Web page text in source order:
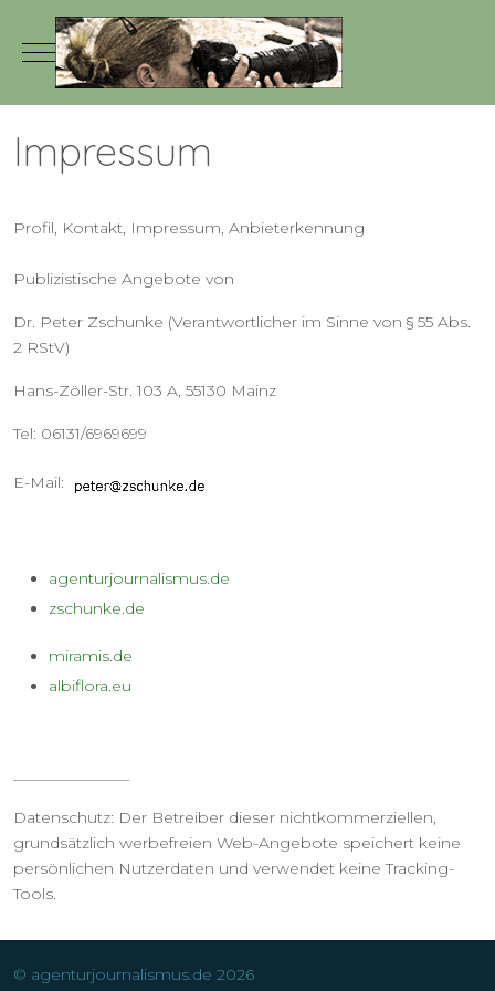
Mobile Menu Toggle
Impressum
Profil, Kontakt, Impressum, Anbieterkennung
Publizistische Angebote von
Dr. Peter Zschunke (Verantwortlicher im Sinne von § 55 Abs.
2 RStV)
Hans-Zöller-Str. 103 A, 55130 Mainz
Tel: 06131/6969699
E-Mail:
agenturjournalismus.de
zschunke.de
miramis.de
albiflora.eu
Datenschutz: Der Betreiber dieser nichtkommerziellen,
grundsätzlich werbefreien Web-Angebote speichert keine
persönlichen Nutzerdaten und verwendet keine Tracking-
Tools.
© agenturjournalismus.de 2026